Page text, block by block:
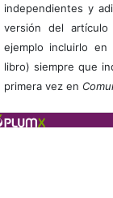
independientes y
versión del
ejemplo incluirlo
libro) siempre que
primera vez en